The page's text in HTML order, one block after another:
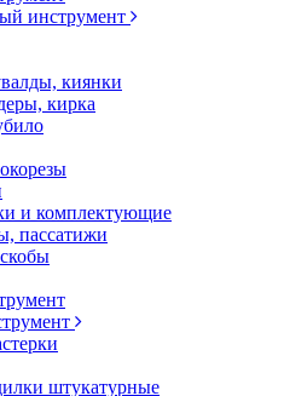
инструмент
киянки
кирка
и комплектующие
пассатижи
штукатурные